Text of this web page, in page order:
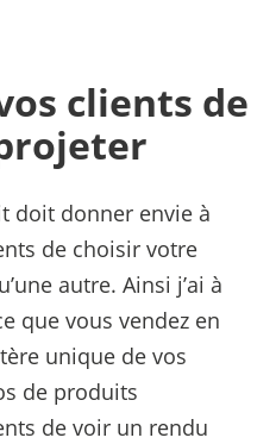
clients de
doit donner envie à
de choisir votre
autre. Ainsi j’ai à
que vous vendez en
unique de vos
de produits
de voir un rendu